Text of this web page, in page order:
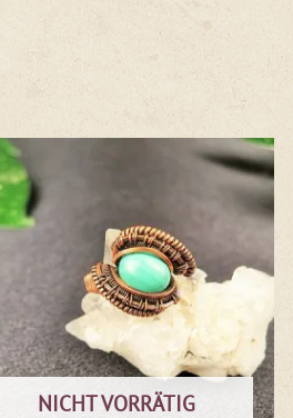
NICHT VORRÄTIG